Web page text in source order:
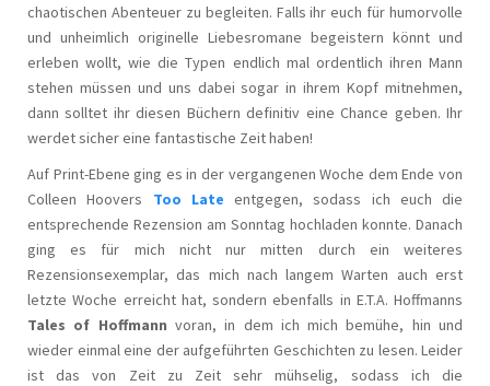
chaotischen Abenteuer zu begleiten. Falls ihr euch für humorvolle
und unheimlich originelle Liebesromane begeistern könnt und
erleben wollt, wie die Typen endlich mal ordentlich ihren Mann
stehen müssen und uns dabei sogar in ihrem Kopf mitnehmen,
dann solltet ihr diesen Büchern definitiv eine Chance geben. Ihr
werdet sicher eine fantastische Zeit haben!
Auf Print-Ebene ging es in der vergangenen Woche dem Ende von
Colleen Hoovers Too Late entgegen, sodass ich euch die
entsprechende Rezension am Sonntag hochladen konnte. Danach
ging es für mich nicht nur mitten durch ein weiteres
Rezensionsexemplar, das mich nach langem Warten auch erst
letzte Woche erreicht hat, sondern ebenfalls in E.T.A. Hoffmanns
Tales of Hoffmann voran, in dem ich mich bemühe, hin und
wieder einmal eine der aufgeführten Geschichten zu lesen. Leider
ist das von Zeit zu Zeit sehr mühselig, sodass ich die